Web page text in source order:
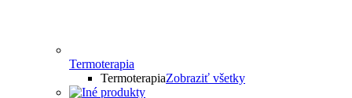
Termoterapia
TermoterapiaZobraziť všetky